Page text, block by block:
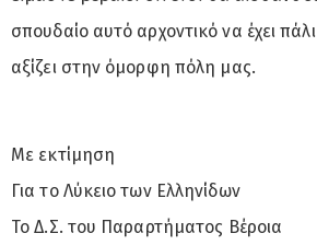
σπουδαίο αυτό αρχοντικό να έχει
αξίζει στην όμορφη πόλη μας.
Με εκτίμηση
Για το Λύκειο των Ελληνίδων
Το Δ.Σ. του Παραρτήματος Βέροια